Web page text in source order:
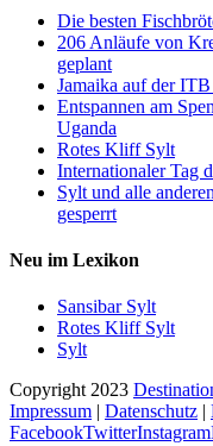
Die besten
206 Anläufe von
geplant
Jamaika auf der
Entspannen am
Uganda
Rotes Kliff Sylt
Internationaler Tag
Sylt und alle
gesperrt
Neu im Lexikon
Sansibar Sylt
Rotes Kliff Sylt
Sylt
Copyright 2023
Impressum | Datenschutz |
FacebookTwitterInstagram